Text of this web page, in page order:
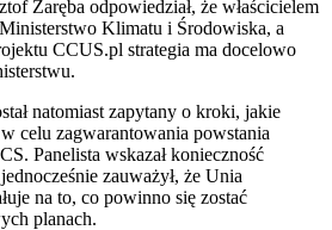
Zaręba odpowiedział, że właścicielem
Klimatu i Środowiska, a
CCUS.pl strategia ma docelowo
natomiast zapytany o kroki, jakie
celu zagwarantowania powstania
Panelista wskazał konieczność
zauważył, że Unia
na to, co powinno się zostać
planach.